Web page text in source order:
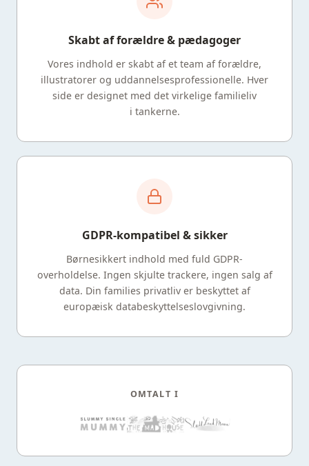
Skabt af forældre & pædagoger
Vores indhold er skabt af et team af forældre,
illustratorer og uddannelsesprofessionelle. Hver
side er designet med det virkelige familieliv
i tankerne.
GDPR-kompatibel & sikker
Børnesikkert indhold med fuld GDPR-
overholdelse. Ingen skjulte trackere, ingen salg af
data. Din families privatliv er beskyttet af
europæisk databeskyttelseslovgivning.
OMTALT I